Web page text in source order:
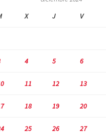
X J V
4 5 6
11 12 13
18 19 20
25 26 27